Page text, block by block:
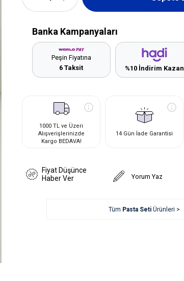
Banka Kampanyaları
Peşin Fiyatına
6 Taksit
%10 İndirim Kazan
1000 TL ve Üzeri
Alışverişlerinizde
Kargo BEDAVA!
14 Gün İade Garantisi
Fiyat Düşünce
Haber Ver
Yorum Yaz
Tüm Pasta Seti Ürünleri >